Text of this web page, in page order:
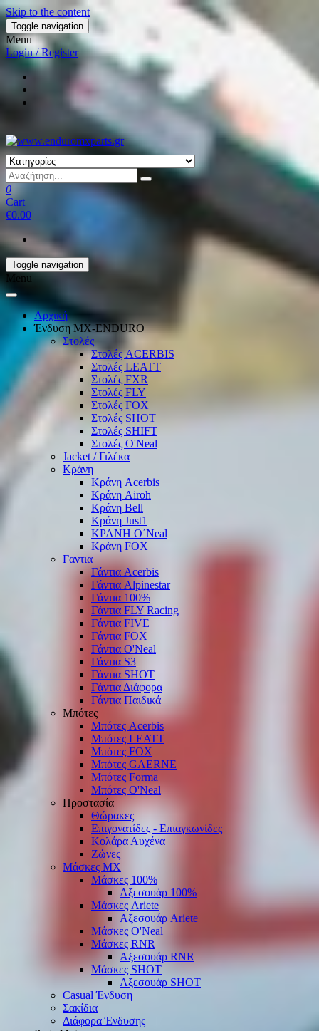
Skip to the content
Toggle navigation
Menu
Login / Register
0
Cart
€0.00
Toggle navigation
Menu
Αρχική
Ένδυση ΜΧ-ΕΝDURO
Στολές
Στολές ACERBIS
Στολές LEATT
Στολές FXR
Στολές FLY
Στολές FOX
Στολές SHOT
Στολές SHIFT
Στολές O'Neal
Jacket / Γιλέκα
Κράνη
Κράνη Acerbis
Κράνη Airoh
Κράνη Bell
Κράνη Just1
ΚΡΑΝΗ O΄Νeal
Κράνη FOX
Γαντια
Γάντια Acerbis
Γάντια Alpinestar
Γάντια 100%
Γάντια FLY Racing
Γάντια FIVE
Γάντια FOX
Γάντια O'Νeal
Γάντια S3
Γάντια SHOT
Γάντια Διάφορα
Γάντια Παιδικά
Μπότες
Μπότες Acerbis
Μπότες LEATT
Μπότες FOX
Μπότες GAERNE
Μπότες Forma
Μπότες O'Neal
Προστασία
Θώρακες
Επιγονατίδες - Επιαγκωνίδες
Κολάρα Αυχένα
Ζώνες
Μάσκες ΜΧ
Μάσκες 100%
Αξεσουάρ 100%
Μάσκες Ariete
Αξεσουάρ Ariete
Μάσκες O'Neal
Μάσκες RNR
Αξεσουάρ RNR
Μάσκες SHOT
Αξεσουάρ SHOT
Casual Ένδυση
Σακίδια
Διάφορα Ένδυσης